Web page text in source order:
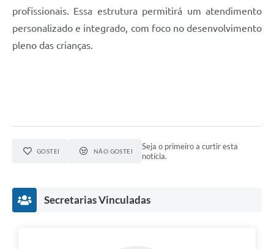
profissionais. Essa estrutura permitirá um atendimento
personalizado e integrado, com foco no desenvolvimento
pleno das crianças.
GOSTEI NÃO GOSTEI
Seja o primeiro a curtir esta
notícia.
Secretarias Vinculadas